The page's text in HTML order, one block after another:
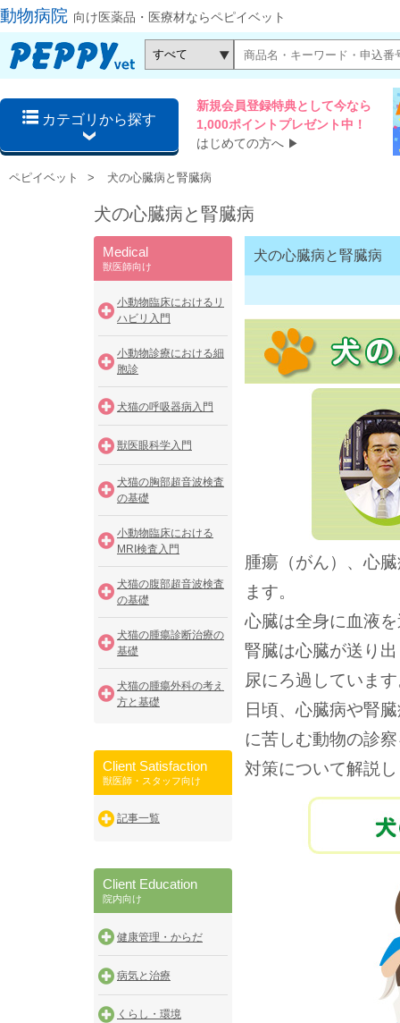
動物病院 向け医薬品・医療材ならペピイベット
カテゴリから探す
新規会員登録特典として今なら
1,000ポイントプレゼント中！
はじめての方へ ▶
ペピイベット 犬の心臓病と腎臓病
犬の心臓病と腎臓病
Medical
獣医師向け
小動物臨床におけるリ
ハビリ入門
小動物診療における細
胞診
犬猫の呼吸器病入門
獣医眼科学入門
犬猫の胸部超音波検査
の基礎
小動物臨床における
MRI検査入門
犬猫の腹部超音波検査
の基礎
犬猫の腫瘍診断治療の
基礎
犬猫の腫瘍外科の考え
方と基礎
Client Satisfaction
獣医師・スタッフ向け
記事一覧
Client Education
院内向け
健康管理・からだ
病気と治療
くらし・環境
犬の心臓病と腎臓病
腫瘍（がん）、心
ます。
心臓は全身に血液
腎臓は心臓が送り
尿にろ過していま
日頃、心臓病や腎
に苦しむ動物の診
対策について解説